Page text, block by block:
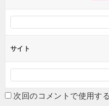
サイト
次回のコメントで使用す